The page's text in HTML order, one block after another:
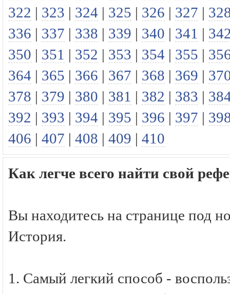
322 | 323 | 324 | 325 | 326 | 327 |
336 | 337 | 338 | 339 | 340 | 341 |
350 | 351 | 352 | 353 | 354 | 355 |
364 | 365 | 366 | 367 | 368 | 369 |
378 | 379 | 380 | 381 | 382 | 383 |
392 | 393 | 394 | 395 | 396 | 397 |
406 | 407 | 408 | 409 | 410
Как легче всего найти свой
Вы находитесь на странице под
История.
1. Самый легкий способ -